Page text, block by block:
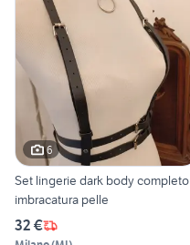
6
Set lingerie dark body completo
imbracatura pelle
32 €